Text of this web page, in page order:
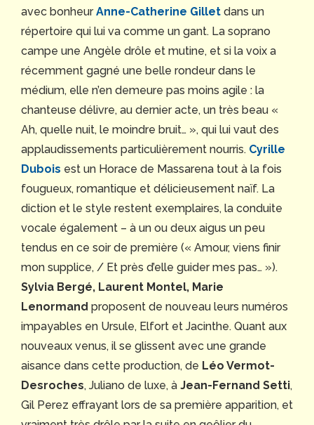
avec bonheurAnne-Catherine Gillet dans un
répertoire qui lui va comme un gant. La soprano
campe une Angèle drôle et mutine, et si la voix a
récemment gagné une belle rondeur dans le
médium, elle n’en demeure pas moins agile : la
chanteuse délivre, au dernier acte, un très beau «
Ah, quelle nuit, le moindre bruit… », qui lui vaut des
applaudissements particulièrement nourris. Cyrille
Dubois est un Horace de Massarena tout à la fois
fougueux, romantique et délicieusement naïf. La
diction et le style restent exemplaires, la conduite
vocale également – à un ou deux aigus un peu
tendus en ce soir de première (« Amour, viens finir
mon supplice, / Et près d’elle guider mes pas… »).
Sylvia Bergé, Laurent Montel, Marie
Lenormand proposent de nouveau leurs numéros
impayables en Ursule, Elfort et Jacinthe. Quant aux
nouveaux venus, il se glissent avec une grande
aisance dans cette production, de Léo Vermot-
Desroches, Juliano de luxe, à Jean-Fernand Setti,
Gil Perez effrayant lors de sa première apparition, et